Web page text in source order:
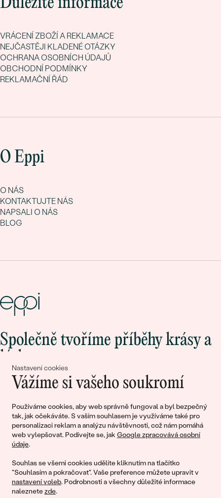
Nastavení cookies
Vážíme si vašeho soukromí
Používáme cookies, aby web správně fungoval a byl bezpečný
tak, jak očekáváte. S vaším souhlasem je využíváme také pro
personalizaci reklam a analýzu návštěvnosti, což nám pomáhá
web vylepšovat. Podívejte se, jak Google zpracovává osobní
údaje.
Souhlas se všemi cookies udělíte kliknutím na tlačítko
"Souhlasím a pokračovat". Vaše preference můžete upravit v
nastavení voleb. Podrobnosti a všechny důležité informace
naleznetezde.
VRÁCENÍ ZBOŽÍ A REKLAMACE
NEJČASTĚJI KLADENÉ OTÁZKY
OCHRANA OSOBNÍCH ÚDAJŮ
OBCHODNÍ PODMÍNKY
REKLAMAČNÍ ŘÁD
O Eppi
O NÁS
KONTAKTUJTE NÁS
NAPSALI O NÁS
BLOG
Společně tvoříme příběhy krásy a
Připojte se k nám!
© 2011 - 2026, Eppi.cz